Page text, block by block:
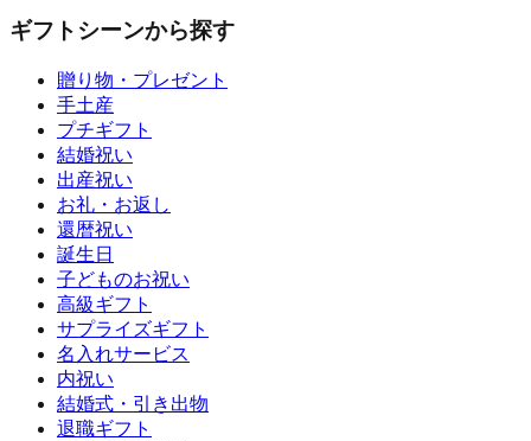
ギフトシーンから探す
贈り物・プレゼント
手土産
プチギフト
結婚祝い
出産祝い
お礼・お返し
還暦祝い
誕生日
子どものお祝い
高級ギフト
サプライズギフト
名入れサービス
内祝い
結婚式・引き出物
退職ギフト